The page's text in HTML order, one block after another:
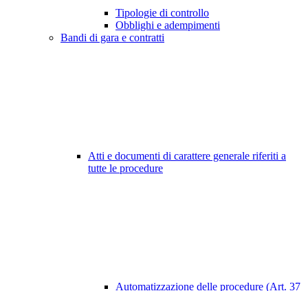
Tipologie di controllo
Obblighi e adempimenti
Bandi di gara e contratti
Atti e documenti di carattere generale riferiti a
tutte le procedure
Automatizzazione delle procedure (Art. 37